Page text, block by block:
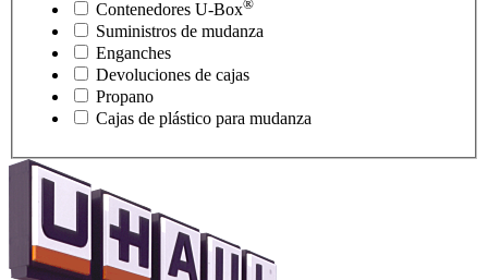
Contenedores U-Box®
Suministros de mudanza
Enganches
Devoluciones de cajas
Propano
Cajas de plástico para mudanza